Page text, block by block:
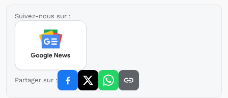
Suivez-nous sur :
Partager sur :